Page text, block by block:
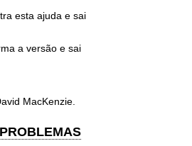
esta ajuda e sai
a versão e sai
MacKenzie.